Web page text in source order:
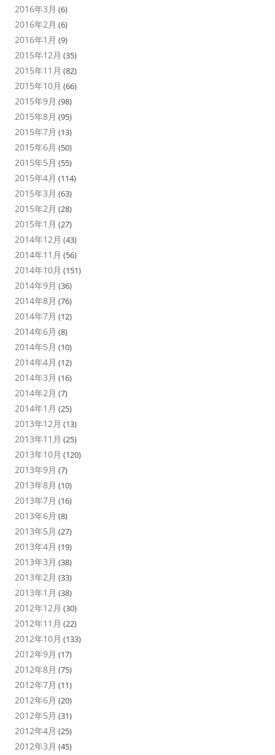
2016年3月 (6)
2016年2月 (6)
2016年1月 (9)
2015年12月 (35)
2015年11月 (82)
2015年10月 (66)
2015年9月 (98)
2015年8月 (95)
2015年7月 (13)
2015年6月 (50)
2015年5月 (55)
2015年4月 (114)
2015年3月 (63)
2015年2月 (28)
2015年1月 (27)
2014年12月 (43)
2014年11月 (56)
2014年10月 (151)
2014年9月 (36)
2014年8月 (76)
2014年7月 (12)
2014年6月 (8)
2014年5月 (10)
2014年4月 (12)
2014年3月 (16)
2014年2月 (7)
2014年1月 (25)
2013年12月 (13)
2013年11月 (25)
2013年10月 (120)
2013年9月 (7)
2013年8月 (10)
2013年7月 (16)
2013年6月 (8)
2013年5月 (27)
2013年4月 (19)
2013年3月 (38)
2013年2月 (33)
2013年1月 (38)
2012年12月 (30)
2012年11月 (22)
2012年10月 (133)
2012年9月 (17)
2012年8月 (75)
2012年7月 (11)
2012年6月 (20)
2012年5月 (31)
2012年4月 (25)
2012年3月 (45)